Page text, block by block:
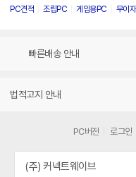
PC견적 조립PC 게임용PC 무이
빠른배송 안내
법적고지 안내
PC버전 로그인
(주) 커넥트웨이브